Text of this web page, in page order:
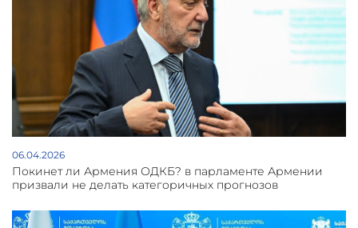
06.04.2026
Покинет ли Армения ОДКБ? в парламенте Армении
призвали не делать категоричных прогнозов